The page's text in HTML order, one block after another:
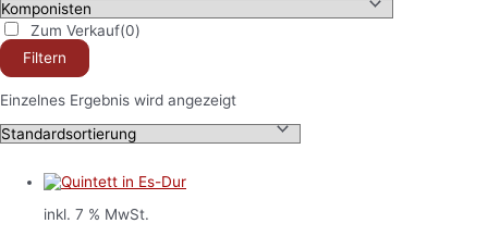
Zum Verkauf(0)
Filtern
Einzelnes Ergebnis wird angezeigt
inkl. 7 % MwSt.